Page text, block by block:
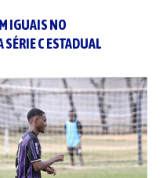
IGUAIS NO
C ESTADUAL